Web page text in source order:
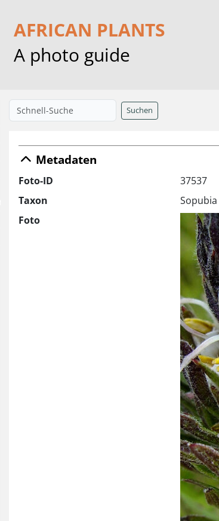
AFRICAN PLANTS
A photo guide
Suchen
Metadaten
Foto-ID
37537
Taxon
Foto